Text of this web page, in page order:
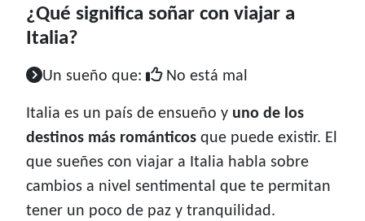
¿Qué significa soñar con viajar a
Italia?
Un sueño que: No está mal
Italia es un país de ensueño y uno de los
destinos más románticos que puede existir. El
que sueñes con viajar a Italia habla sobre
cambios a nivel sentimental que te permitan
tener un poco de paz y tranquilidad.